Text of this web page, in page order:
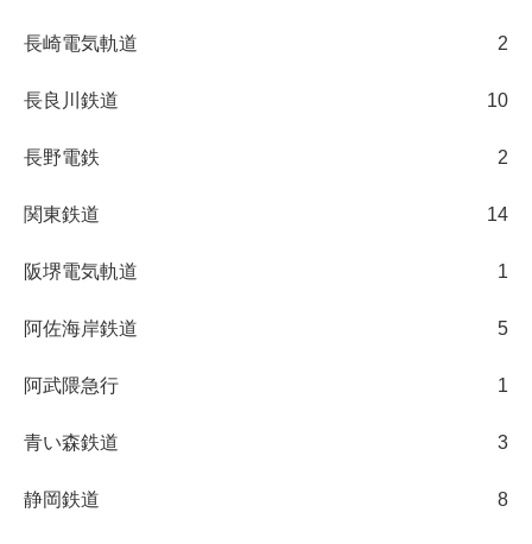
長崎電気軌道 2
長良川鉄道 10
長野電鉄 2
関東鉄道 14
阪堺電気軌道 1
阿佐海岸鉄道 5
阿武隈急行 1
青い森鉄道 3
静岡鉄道 8